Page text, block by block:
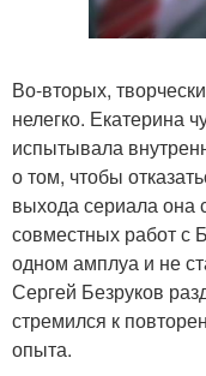
Во-вторых,
нелегко. Екатерина
испытывала
о том, чтобы
выхода сериала она
совместных работ с
одном амплуа и не
Сергей Безруков
стремился к
опыта.